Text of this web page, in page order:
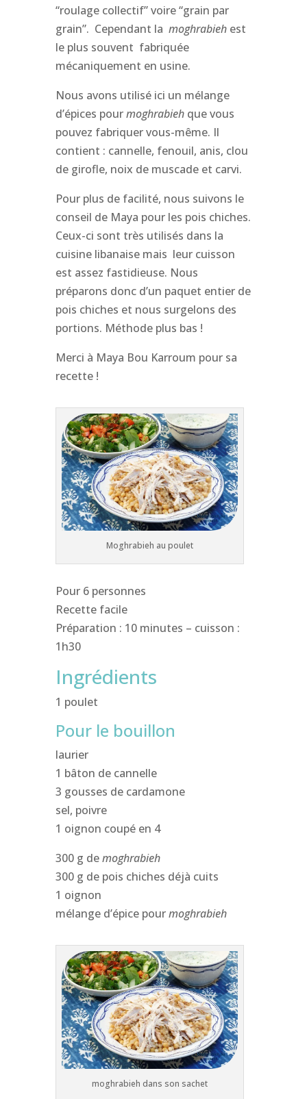
“roulage collectif” voire “grain par
grain”. Cependant la moghrabiehest
le plus souvent fabriquée
mécaniquement en usine.
Nous avons utilisé ici un mélange
d’épices pourmoghrabiehque vous
pouvez fabriquer vous-même. Il
contient : cannelle, fenouil, anis, clou
de girofle, noix de muscade et carvi.
Pour plus de facilité, nous suivons le
conseil de Maya pour les pois chiches.
Ceux-ci sont très utilisés dans la
cuisine libanaise mais leur cuisson
est assez fastidieuse. Nous
préparons donc d’un paquet entier de
pois chiches et nous surgelons des
portions. Méthode plus bas !
Merci à Maya Bou Karroum pour sa
recette !
Moghrabieh au poulet
Pour 6 personnes
Recette facile
Préparation : 10 minutes – cuisson :
1h30
Ingrédients
1 poulet
Pour le bouillon
laurier
1 bâton de cannelle
3 gousses de cardamone
sel, poivre
1 oignon coupé en 4
300 g demoghrabieh
300 g de pois chiches déjà cuits
1 oignon
mélange d’épice pourmoghrabieh
moghrabieh dans son sachet